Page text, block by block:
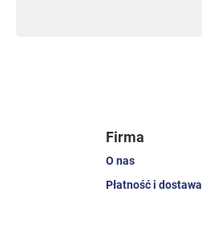
Firma
O nas
Płatność i dostawa